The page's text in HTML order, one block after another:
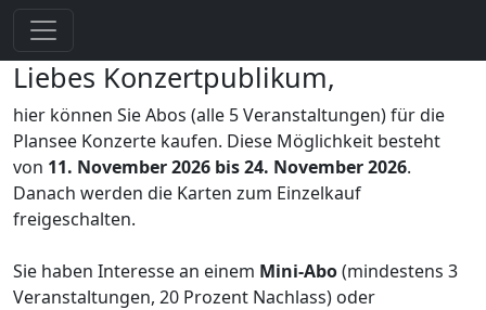
Liebes Konzertpublikum,
hier können Sie Abos (alle 5 Veranstaltungen) für die
Plansee Konzerte kaufen. Diese Möglichkeit besteht
von 11. November 2026 bis 24. November 2026.
Danach werden die Karten zum Einzelkauf
freigeschalten.
Sie haben Interesse an einem Mini-Abo(mindestens 3
Veranstaltungen, 20 Prozent Nachlass) oder